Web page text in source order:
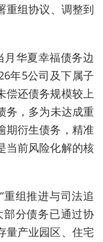
重组协议、调整到
华夏幸福债务边
年5公司及下属子
偿还债务规模较上
务，多为未达成重
期衍生债务，精准
当前风险化解的核
组推进与司法追
部分债务已通过协
量产业园区、住宅